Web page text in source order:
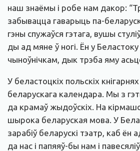
наш знаёмы і робе нам дакор:
забывацца гаварыць па-
гэны спужаўся гэтага, вушы
ды ад мяне ў ногі. Ён у
чыноўнічкам, дык трэба яму
У беластоцкіх польскіх
беларускага календара. Мы з
да крамаў жыдоўскіх. На
шырока беларуская мова. У
зарабіў беларускі тэатр, каб ён
да нас і папяяў-бы нам і